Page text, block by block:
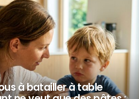
à batailler à table